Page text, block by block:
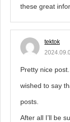
these great
tektok
Pretty nice
wished to say
posts.
After all I’ll be